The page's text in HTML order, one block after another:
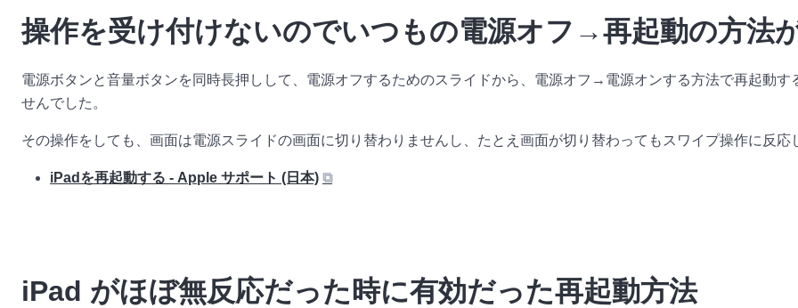
操作を受け付けないのでいつもの電源オフ→再起動の方法
電源ボタンと音量ボタンを同時長押しして、電源オフするためのスライドから、電源オフ→電源オンする方法で再起動
せんでした。
その操作をしても、画面は電源スライドの画面に切り替わりませんし、たとえ画面が切り替わってもスワイプ操作に反応
iPadを再起動する - Apple サポート (日本) ⧉
iPad がほぼ無反応だった時に有効だった再起動方法